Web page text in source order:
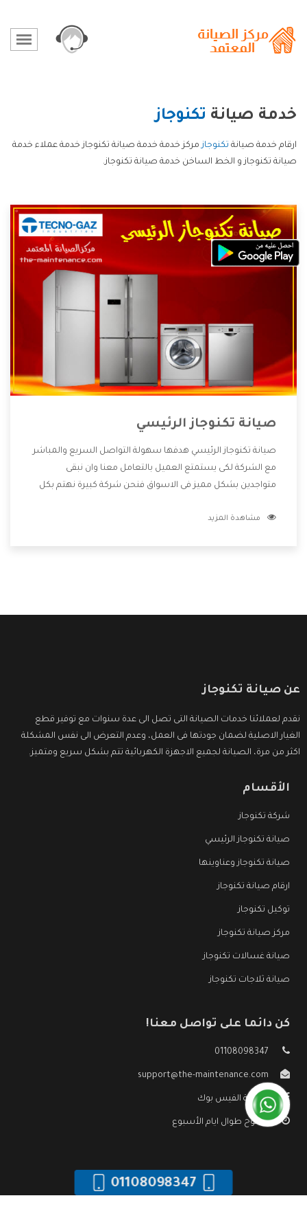
خدمة صيانة تكنوجاز
ارقام خدمة صيانة تكنوجازمركز خدمة خدمة صيانة تكنوجاز خدمة عملاء خدمة
صيانة تكنوجاز و الخط الساخن خدمة صيانة تكنوجاز.
صيانة تكنوجاز الرئيسي
صيانة تكنوجاز الرئيسي هدفها سهولة التواصل السريع والمباشر
مع الشركة لكى يستمتع العميل بالتعامل معنا وان نبقى
متواجدين بشكل مميز فى الاسواق فنحن شركة كبيرة نهتم بكل
الشركة بها والتى تكون منها خدمة الصيانة التى تكون من أهم
مشاهدة المزيد
عن صيانة تكنوجاز
نقدم لعملائنا خدمات الصيانة التى تصل الى عدة سنوات مع توفير قطع
الغيار الاصلية لضمان جودتها فى العمل، وعدم التعرض الى نفس المشكلة
اكثر من مرة، الصيانة لجميع الاجهزة الكهربائية تتم بشكل سريع ومتميز.
الأقسام
شركة تكنوجاز
صيانة تكنوجاز الرئيسي
صيانة تكنوجاز وعناوينها
ارقام صيانة تكنوجاز
توكيل تكنوجاز
مركز صيانة تكنوجاز
صيانة غسالات تكنوجاز
صيانة ثلاجات تكنوجاز
كن دائما على تواصل معنا!
01108098347
support@the-maintenance.com
صفحة الفيس بوك
مفتوح طوال ايام الأسبوع
01108098347